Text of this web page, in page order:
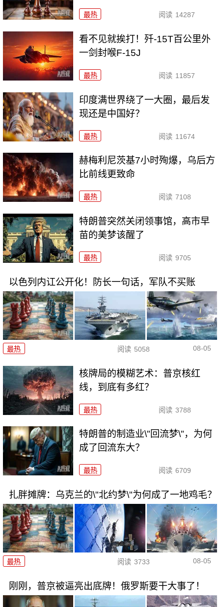
最热 阅读 14287
看不见就挨打！歼-15T百公里外
一剑封喉F-15J
最热 阅读 11857
印度满世界绕了一大圈，最后发
现还是中国好？
最热 阅读 11674
赫梅利尼茨基7小时殉爆，乌后方
比前线更致命
最热 阅读 7108
特朗普突然关闭领事馆，高市早
苗的美梦该醒了
最热 阅读 9705
以色列内讧公开化！防长一句话，军队不买账
最热 阅读 5058 08-05
核牌局的模糊艺术：普京核红
线，到底有多红？
最热 阅读 3788
特朗普的制造业\"回流梦\"，为何
成了回流东大？
最热 阅读 6709
扎胖摊牌：乌克兰的\"北约梦\"为何成了一地鸡毛？
最热 阅读 3733 08-05
刚刚，普京被逼亮出底牌！俄罗斯要干大事了！